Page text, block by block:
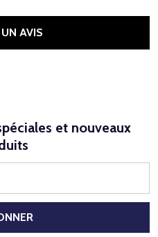
UN AVIS
et nouveaux